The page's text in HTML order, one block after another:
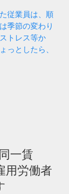
従業員は、順
季節の変わり
トレス等か
っとしたら、
一賃
労働者